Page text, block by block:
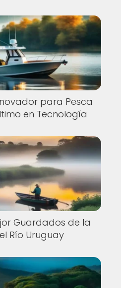
para Pesca
en Tecnología
Guardados de la
Río Uruguay